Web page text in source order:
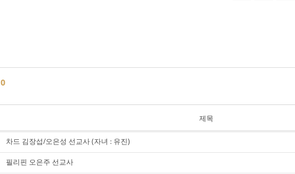
0
제목
차드 김장섭/오은성 선교사 (자녀 : 유진)
필리핀 오은주 선교사